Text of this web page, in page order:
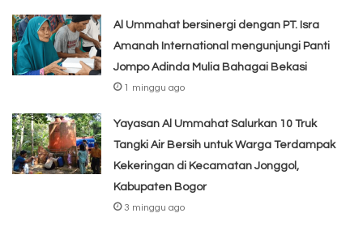
Al Ummahat bersinergi dengan PT. Isra
Amanah International mengunjungi Panti
Jompo Adinda Mulia Bahagai Bekasi
1 minggu ago
Yayasan Al Ummahat Salurkan 10 Truk
Tangki Air Bersih untuk Warga Terdampak
Kekeringan di Kecamatan Jonggol,
Kabupaten Bogor
3 minggu ago